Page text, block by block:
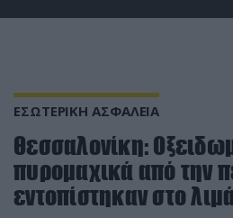
ΕΣΩΤΕΡΙΚΗ ΑΣΦΑΛΕΙΑ
Θεσσαλονίκη:
πυρομαχικά από την
εντοπίστηκαν στο